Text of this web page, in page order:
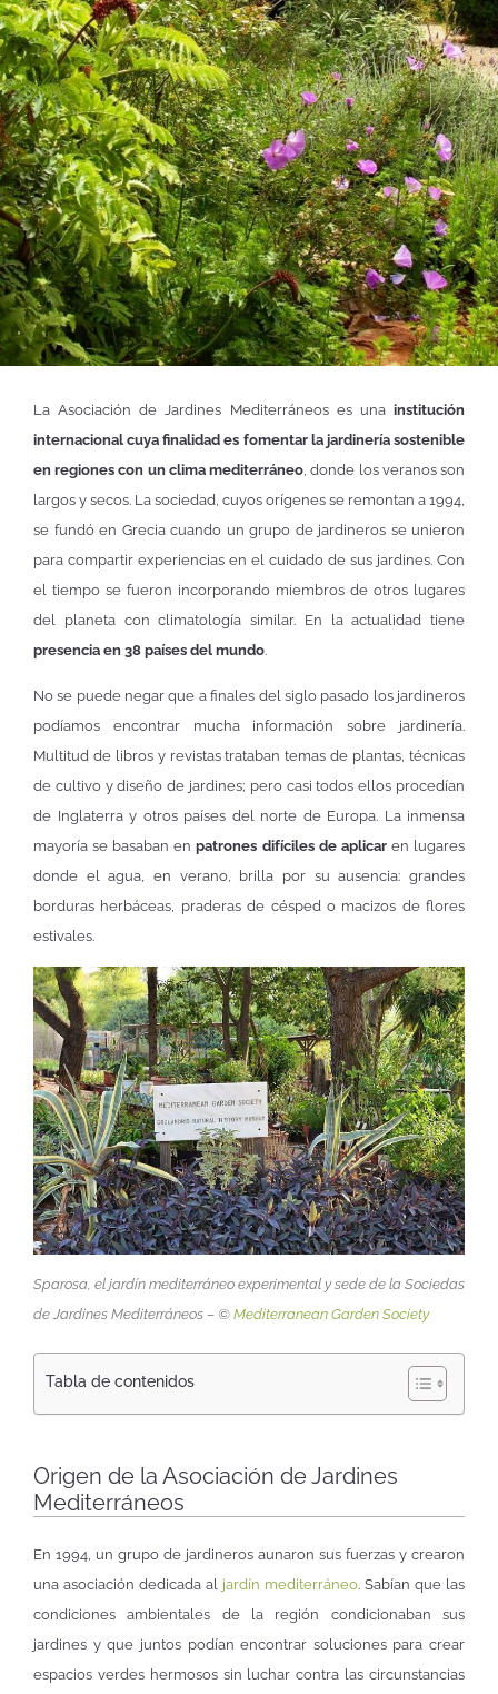
La Asociación de Jardines Mediterráneos es una institución
internacional cuya finalidad es fomentar la jardinería sostenible
en regiones con un clima mediterráneo , donde los veranos son
largos y secos. La sociedad, cuyos orígenes se remontan a 1994,
se fundó en Grecia cuando un grupo de jardineros se unieron
para compartir experiencias en el cuidado de sus jardines. Con
el tiempo se fueron incorporando miembros de otros lugares
del planeta con climatología similar. En la actualidad tiene
presencia en 38 países del mundo.
No se puede negar que a finales del siglo pasado los jardineros
podíamos encontrar mucha información sobre jardinería.
Multitud de libros y revistas trataban temas de plantas, técnicas
de cultivo y diseño de jardines; pero casi todos ellos procedían
de Inglaterra y otros países del norte de Europa. La inmensa
mayoría se basaban enpatrones difíciles de aplicaren lugares
donde el agua, en verano, brilla por su ausencia: grandes
borduras herbáceas, praderas de césped o macizos de flores
estivales.
Sparosa, el jardín mediterráneo experimental y sede de la Sociedas
de Jardines Mediterráneos – © Mediterranean Garden Society
Tabla de contenidos
Origen de la Asociación de Jardines
Mediterráneos
En 1994, un grupo de jardineros aunaron sus fuerzas y crearon
una asociación dedicada al jardín mediterráneo. Sabían que las
condiciones ambientales de la región condicionaban sus
jardines y que juntos podían encontrar soluciones para crear
espacios verdes hermosos sin luchar contra las circunstancias